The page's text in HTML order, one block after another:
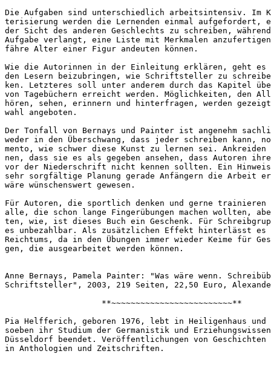
Die Aufgaben sind unterschiedlich arbeitsintensiv. Im
terisierung werden die Lernenden einmal aufgefordert,
der Sicht des anderen Geschlechts zu schreiben,
Aufgabe verlangt, eine Liste mit Merkmalen
fähre Alter einer Figur andeuten können.
Wie die Autorinnen in der Einleitung erklären, geht es
den Lesern beizubringen, wie Schriftsteller zu
ken. Letzteres soll unter anderem durch das Kapitel
von Tagebüchern erreicht werden. Möglichkeiten, den
hören, sehen, erinnern und hinterfragen, werden
wahl angeboten.
Der Tonfall von Bernays und Painter ist angenehm
weder in den Überschwang, dass jeder schreiben kann,
mento, wie schwer diese Kunst zu lernen sei. Ankreiden
nen, dass sie es als gegeben ansehen, dass Autoren
vor der Niederschrift nicht kennen sollten. Ein
sehr sorgfältige Planung gerade Anfängern die Arbeit
wäre wünschenswert gewesen.
Für Autoren, die sportlich denken und gerne
alle, die schon lange Fingerübungen machen wollten,
ten, wie, ist dieses Buch ein Geschenk. Für
es unbezahlbar. Als zusätzlichen Effekt hinterlässt
Reichtums, da in den Übungen immer wieder Keime für
gen, die ausgearbeitet werden können.
Anne Bernays, Pamela Painter: "Was wäre wenn.
Schriftsteller", 2003, 219 Seiten, 22,50 Euro,
                    **~~~~~~~~~~~~~~~~~~~~~~~~~**
Pia Helfferich, geboren 1976, lebt in Heiligenhaus
soeben ihr Studium der Germanistik und
Düsseldorf beendet. Veröffentlichungen von
in Anthologien und Zeitschriften.